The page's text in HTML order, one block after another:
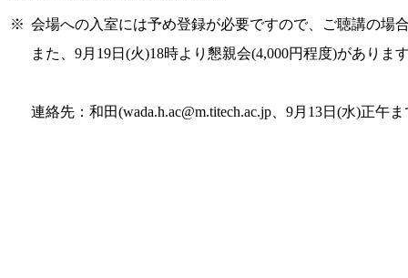
※ 会場への入室には予め登録が必要ですので、ご聴講の場
また、9月19日(火)18時より懇親会(4,000円程度)があり
連絡先：和田(wada.h.ac@m.titech.ac.jp、9月13日(水)正午